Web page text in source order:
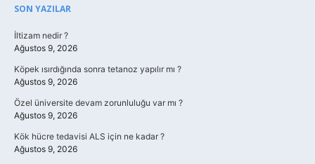
Sidebar
SON YAZILAR
İltizam nedir ?
Ağustos 9, 2026
Köpek ısırdığında sonra tetanoz yapılır mı ?
Ağustos 9, 2026
Özel üniversite devam zorunluluğu var mı ?
Ağustos 9, 2026
Kök hücre tedavisi ALS için ne kadar ?
Ağustos 9, 2026